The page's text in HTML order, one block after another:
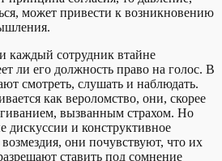
может привести к возникновению
каждый сотрудник втайне
ли его должность право на голос. В
смотреть, слушать и наблюдать.
как вероломство, они, скорее
вызванным страхом. Но
дискуссии и конструктивное
они почувствуют, что их
ставить под сомнение